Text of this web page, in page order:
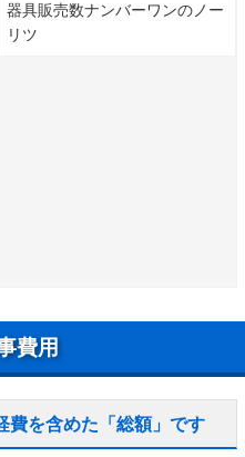
器具販売数ナンバーワンのノー
リツ
費用
費を含めた「総額」です